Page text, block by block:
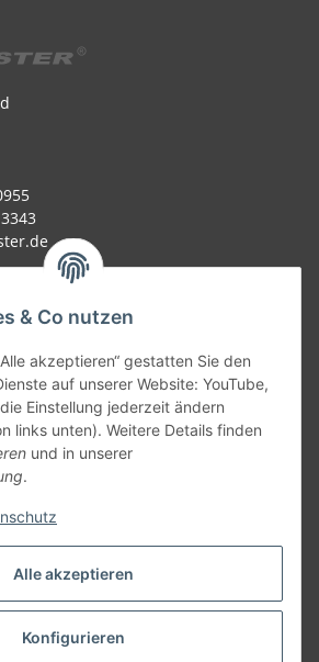
Alle akzeptieren
Konfigurieren
& Co nutzen
akzeptieren“ gestatten Sie den
auf unserer Website: YouTube,
Einstellung jederzeit ändern
links unten). Weitere Details finden
und in unserer
.
Worldwide. ( B2B Shop )
Vertrag widerrufen